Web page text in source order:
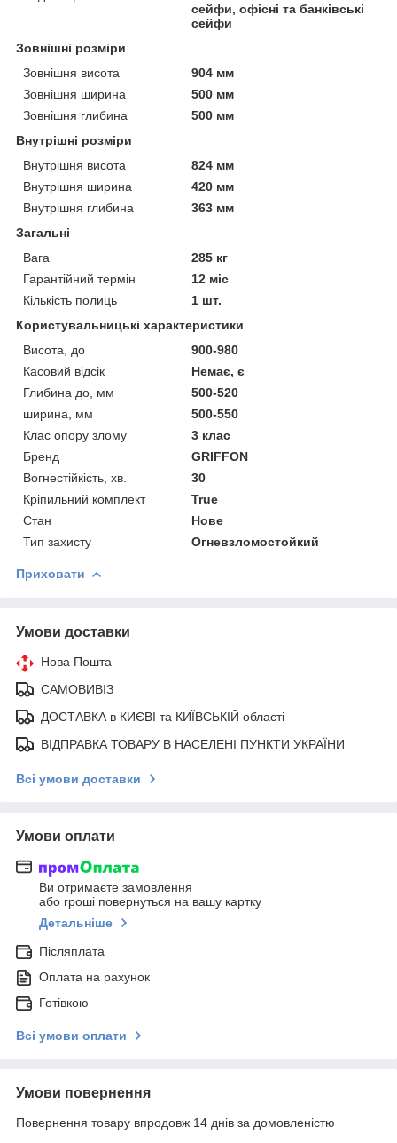
сейфи, офісні та банківські
сейфи
Зовнішні розміри
Зовнішня висота
904 мм
Зовнішня ширина
500 мм
Зовнішня глибина
500 мм
Внутрішні розміри
Внутрішня висота
824 мм
Внутрішня ширина
420 мм
Внутрішня глибина
363 мм
Загальні
Вага
285 кг
Гарантійний термін
12 міс
Кількість полиць
1 шт.
Користувальницькі характеристики
Висота, до
900-980
Касовий відсік
Немає, є
Глибина до, мм
500-520
ширина, мм
500-550
Клас опору злому
3 клас
Бренд
GRIFFON
Вогнестійкість, хв.
30
Кріпильний комплект
True
Стан
Нове
Тип захисту
Огневзломостойкий
Приховати
Умови доставки
Нова Пошта
САМОВИВІЗ
ДОСТАВКА в КИЄВІ та КИЇВСЬКІЙ області
ВІДПРАВКА ТОВАРУ В НАСЕЛЕНІ ПУНКТИ УКРАЇНИ
Всі умови доставки
Умови оплати
Ви отримаєте замовлення
або гроші повернуться на вашу картку
Детальніше
Післяплата
Оплата на рахунок
Готівкою
Всі умови оплати
Умови повернення
Повернення товару впродовж 14 днів за домовленістю